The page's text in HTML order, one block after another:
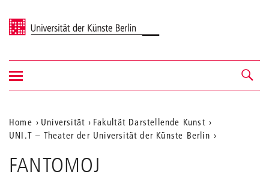
Universität der Künste Berlin
Navigation &
Suche
Navigation
ein-/ausblenden
Aktuelle
Position
auf
Home Universität
Fakultät Darstellende Kunst
UNI.T – Theater der Universität der Künste Berlin
FANTOMOJ